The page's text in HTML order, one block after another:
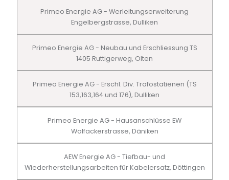
Primeo Energie AG - Werleitungserweiterung
Engelbergstrasse, Dulliken
Primeo Energie AG - Neubau und Erschliessung TS
1405 Ruttigerweg, Olten
Primeo Energie AG - Erschl. Div. Trafostatienen (TS
153,163,164 und 176), Dulliken
Primeo Energie AG - Hausanschlüsse EW
Wolfackerstrasse, Däniken
AEW Energie AG - Tiefbau- und
Wiederherstellungsarbeiten für Kabelersatz, Döttingen